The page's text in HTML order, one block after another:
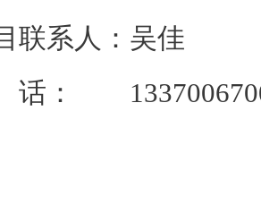
联系人：吴佳
话：